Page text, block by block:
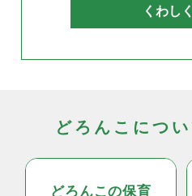
くわし
どろんこにつ
どろんこの保育